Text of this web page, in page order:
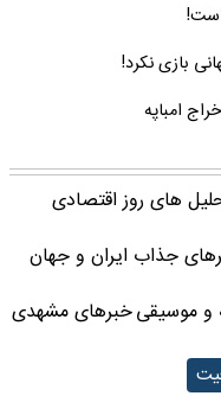
بازی نکرد!
های روز اقتصادی
جذاب ایران و جهان
و موسیقیخبرهای مشهدی